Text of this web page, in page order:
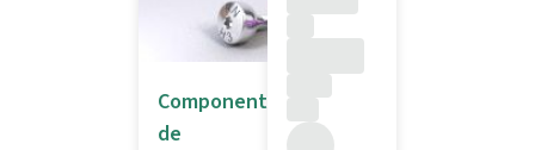
Componentes
de